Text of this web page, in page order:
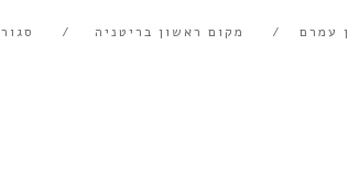
עמרם מקום ראשון בריטניה